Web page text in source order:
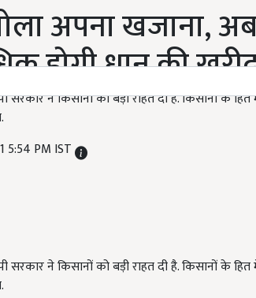
अपना खजाना,
होगी धान की
सरकार ने किसानों को बड़ी राहत दी है. किसानों के
5:54 PM IST
सरकार ने किसानों को बड़ी राहत दी है. किसानों के